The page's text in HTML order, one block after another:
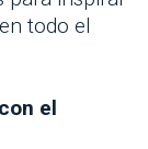
todo el
el